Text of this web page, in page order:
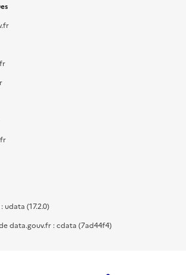
(17.2.0)
data.gouv.fr : cdata (7ad44f4)